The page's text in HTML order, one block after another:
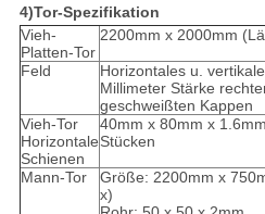
4)Tor-Spezifikation
Vieh-
Platten-Tor
2200mm x 2000mm
Feld
Horizontales u.
Millimeter Stärke
geschweißten Kappen
Vieh-Tor
Horizontale
Schienen
40mm x 80mm x
Stücken
Mann-Tor
Größe: 2200mm x
x)